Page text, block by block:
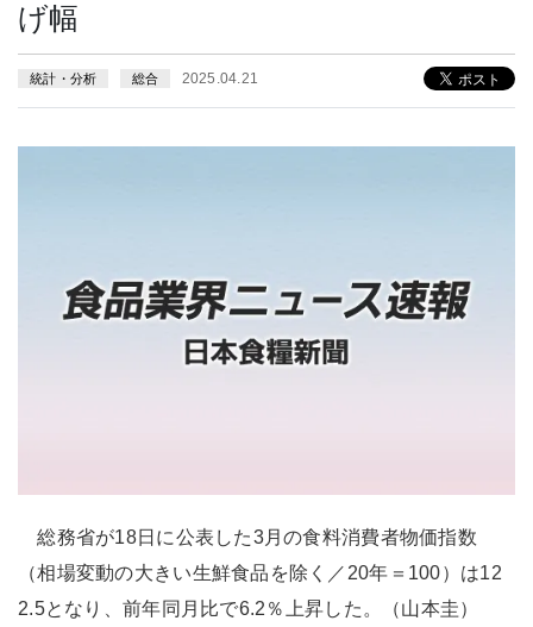
げ幅
統計・分析 総合 2025.04.21
総務省が18日に公表した3月の食料消費者物価指数
（相場変動の大きい生鮮食品を除く／20年＝100）は12
2.5となり、前年同月比で6.2％上昇した。（山本圭）